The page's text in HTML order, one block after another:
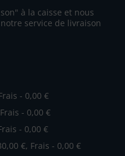
à la caisse et nous
service de livraison
- 0,00 €
- 0,00 €
- 0,00 €
€, Frais - 0,00 €